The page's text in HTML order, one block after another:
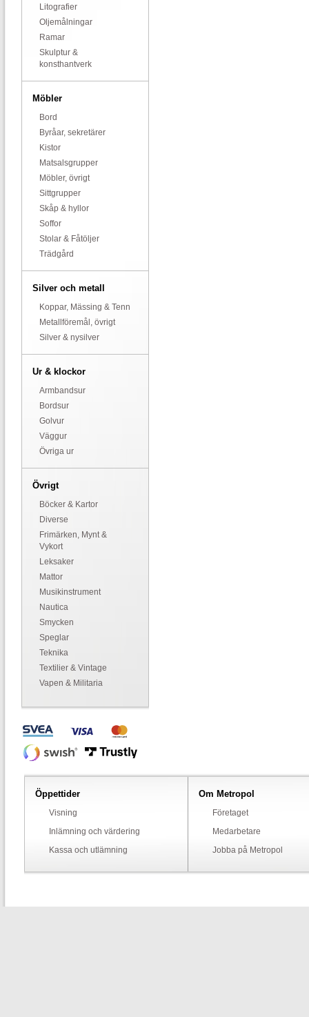
Litografier
Oljemålningar
Ramar
Skulptur &
konsthantverk
Möbler
Bord
Byråar, sekretärer
Kistor
Matsalsgrupper
Möbler, övrigt
Sittgrupper
Skåp & hyllor
Soffor
Stolar & Fåtöljer
Trädgård
Silver och metall
Koppar, Mässing & Tenn
Metallföremål, övrigt
Silver & nysilver
Ur & klockor
Armbandsur
Bordsur
Golvur
Väggur
Övriga ur
Övrigt
Böcker & Kartor
Diverse
Frimärken, Mynt &
Vykort
Leksaker
Mattor
Musikinstrument
Nautica
Smycken
Speglar
Teknika
Textilier & Vintage
Vapen & Militaria
Öppettider
Visning
Inlämning och värdering
Kassa och utlämning
Om Metropol
Företaget
Medarbetare
Jobba på Metropol